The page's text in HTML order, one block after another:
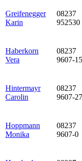
Greifenegger
Karin
08237
952530
Haberkorn
Vera
08237
9607-15
Hintermayr
Carolin
08237
9607-27
Hoppmann
Monika
08237
9607-0